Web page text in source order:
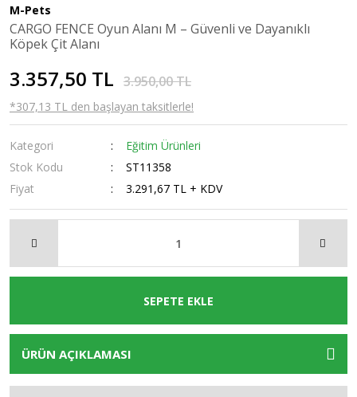
M-Pets
CARGO FENCE Oyun Alanı M – Güvenli ve Dayanıklı
Köpek Çit Alanı
3.357,50 TL 3.950,00 TL
*307,13 TL den başlayan taksitlerle!
Kategori
Eğitim Ürünleri
Stok Kodu
ST11358
Fiyat
3.291,67 TL + KDV
SEPETE EKLE
ÜRÜN AÇIKLAMASI